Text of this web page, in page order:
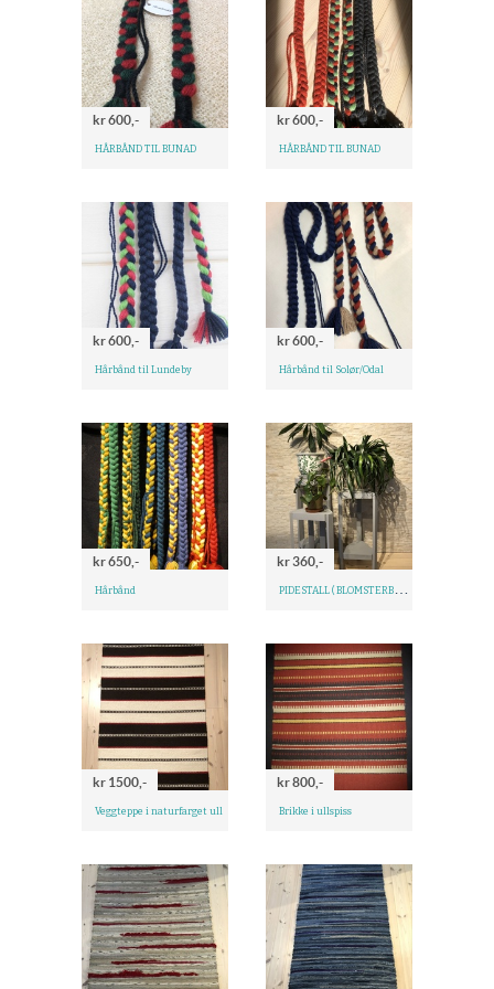
kr 600,-
HÅRBÅND TIL BUNAD
kr 600,-
HÅRBÅND TIL BUNAD
kr 600,-
Hårbånd til Lundeby
kr 600,-
Hårbånd til Solør/Odal
kr 650,-
Hårbånd
kr 360,-
kr 1500,-
Veggteppe i naturfarget ull
kr 800,-
Brikke i ullspiss